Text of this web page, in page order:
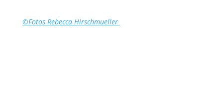
©Fotos Rebecca Hirschmueller